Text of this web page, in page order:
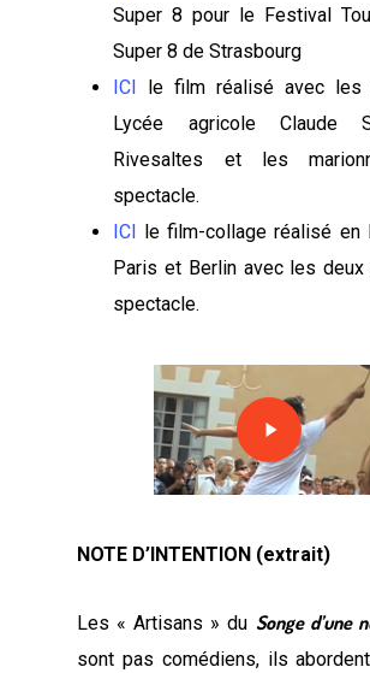
Super 8 pour le Festival
Super 8 de Strasbourg
ICI le film réalisé avec les
Lycée agricole Claude
Rivesaltes et les
spectacle.
ICI le film-collage réalisé en
Paris et Berlin avec les deux
spectacle.
Play
Video
NOTE D’INTENTION (extrait)
Les « Artisans » du Songe d’une
sont pas comédiens, ils